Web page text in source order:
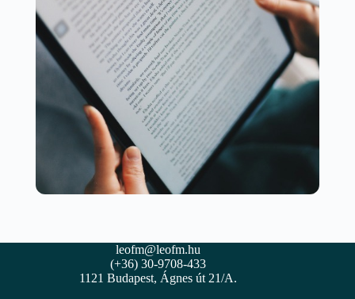
leofm@leofm.hu
(+36) 30-9708-433
1121 Budapest, Ágnes út 21/A.